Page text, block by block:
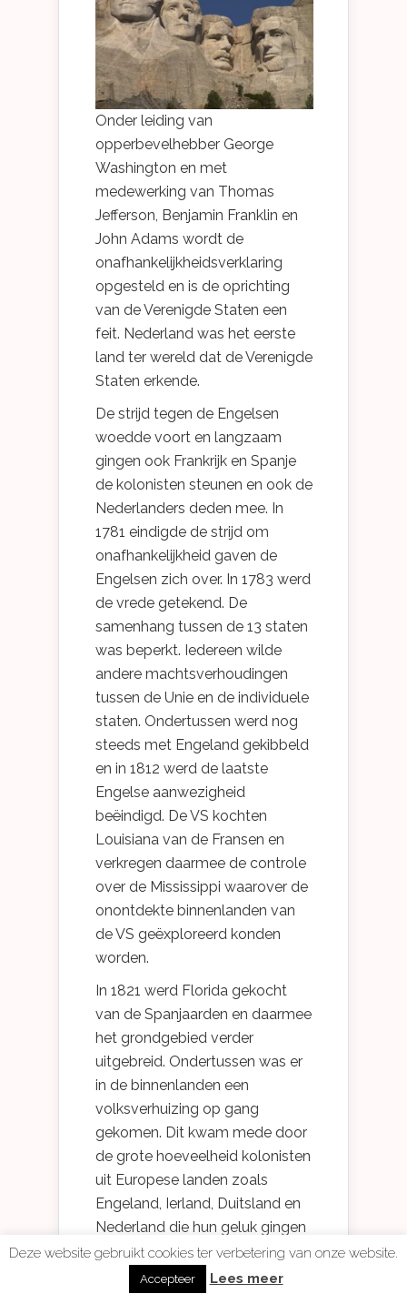
Onder leiding van
opperbevelhebber George
Washington en met
medewerking van Thomas
Jefferson, Benjamin Franklin en
John Adams wordt de
onafhankelijkheidsverklaring
opgesteld en is de oprichting
van de Verenigde Staten een
feit. Nederland was het eerste
land ter wereld dat de Verenigde
Staten erkende.
De strijd tegen de Engelsen
woedde voort en langzaam
gingen ook Frankrijk en Spanje
de kolonisten steunen en ook de
Nederlanders deden mee. In
1781 eindigde de strijd om
onafhankelijkheid gaven de
Engelsen zich over. In 1783 werd
de vrede getekend. De
samenhang tussen de 13 staten
was beperkt. Iedereen wilde
andere machtsverhoudingen
tussen de Unie en de individuele
staten. Ondertussen werd nog
steeds met Engeland gekibbeld
en in 1812 werd de laatste
Engelse aanwezigheid
beëindigd. De VS kochten
Louisiana van de Fransen en
verkregen daarmee de controle
over de Mississippi waarover de
onontdekte binnenlanden van
de VS geëxploreerd konden
worden.
In 1821 werd Florida gekocht
van de Spanjaarden en daarmee
het grondgebied verder
uitgebreid. Ondertussen was er
in de binnenlanden een
volksverhuizing op gang
gekomen. Dit kwam mede door
de grote hoeveelheid kolonisten
uit Europese landen zoals
Engeland, Ierland, Duitsland en
Nederland die hun geluk gingen
zoeken. De staat Texas vocht
zich in de jaren 30 vrij van de
Mexicanen en werd on 1845 op
Deze website gebruikt cookies ter verbetering van onze website.
Accepteer Lees meer